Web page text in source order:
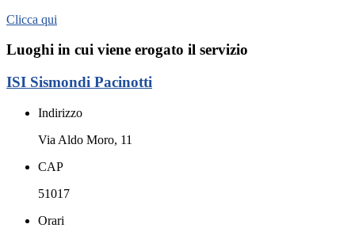
Clicca qui
Luoghi in cui viene erogato il servizio
ISI Sismondi Pacinotti
Indirizzo
Via Aldo Moro, 11
CAP
51017
Orari